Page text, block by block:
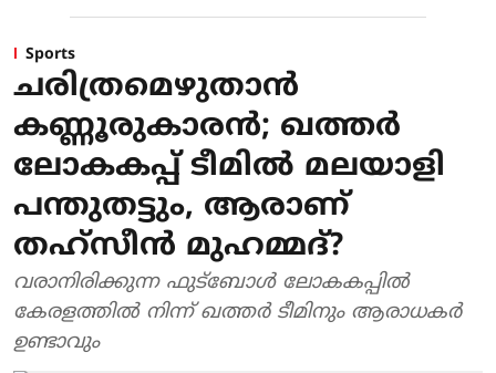
Sports
ചരിത്രമെഴുതാന്‍
കണ്ണൂരുകാരന്‍; ഖത്തര്‍
ലോകകപ്പ് ടീമില്‍ മലയാളി
പന്തുതട്ടും, ആരാണ്
തഹ്‌സീന്‍ മുഹമ്മദ്?
വരാനിരിക്കുന്ന ഫുട്‌ബോള്‍ ലോകകപ്പില്‍
കേരളത്തില്‍ നിന്ന് ഖത്തര്‍ ടീമിനും ആരാധകര്‍
ഉണ്ടാവും